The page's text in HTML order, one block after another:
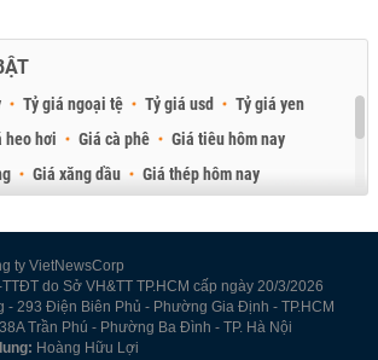
Tỷ giá ngoại tệ Tỷ giá usd
Tỷ giá yen
heo hơi Giá cà phê
Giá tiêu hôm nay
Giá xăng dầu
Giá thép hôm nay
ty VietNewsCorp
do Sở VH&TT TP.HCM cấp ngày 20/3/2026
- 293 Điện Biên Phủ - Phường Gia Định - TP.HCM
Trần Phú - Phường Ba Đình - TP. Hà Nội
Hoàng Hữu Lợi